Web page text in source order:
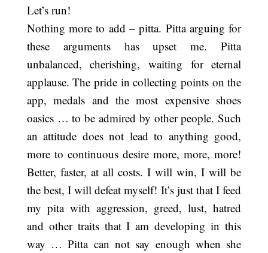
Let’s run!
Nothing more to add – pitta. Pitta arguing for
these arguments has upset me. Pitta
unbalanced, cherishing, waiting for eternal
applause. The pride in collecting points on the
app, medals and the most expensive shoes
oasics … to be admired by other people. Such
an attitude does not lead to anything good,
more to continuous desire more, more, more!
Better, faster, at all costs. I will win, I will be
the best, I will defeat myself! It’s just that I feed
my pita with aggression, greed, lust, hatred
and other traits that I am developing in this
way … Pitta can not say enough when she